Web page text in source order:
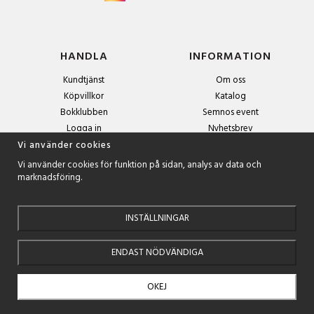
HANDLA
Kundtjänst
Köpvillkor
Bokklubben
Logga in
INFORMATION
Om oss
Katalog
Semnos event
Nyhetsbrev
Anmäl dig till nyhetsbrevet och få exklusiva erbjudanden och
spännande boktips!
Drift & produktion:Wikinggruppen
Vi använder cookies
Vi använder cookies för funktion på sidan, analys av data och
marknadsföring.
INSTÄLLNINGAR
ENDAST NÖDVÄNDIGA
OKEJ